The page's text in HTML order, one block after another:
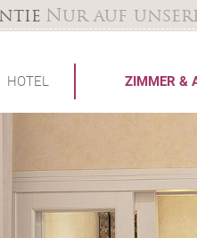
Nur auf
HOTEL ZIMMER &